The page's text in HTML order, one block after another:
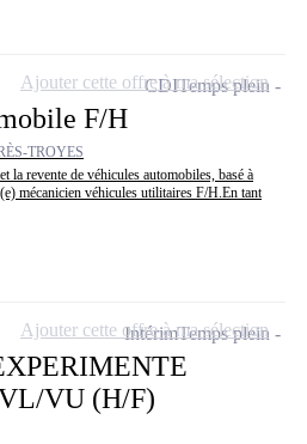
F/H
TROYES
la revente de véhicules automobiles, basé à
mécanicien véhicules utilitaires F/H.En tant
CDITemps plein
Ajouter cette offre à ma sélection
VU (H/F)
IntérimTemps plein
Ajouter cette offre à ma sélection